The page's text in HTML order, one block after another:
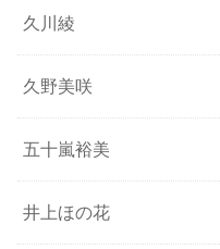
久川綾
久野美咲
五十嵐裕美
井上ほの花